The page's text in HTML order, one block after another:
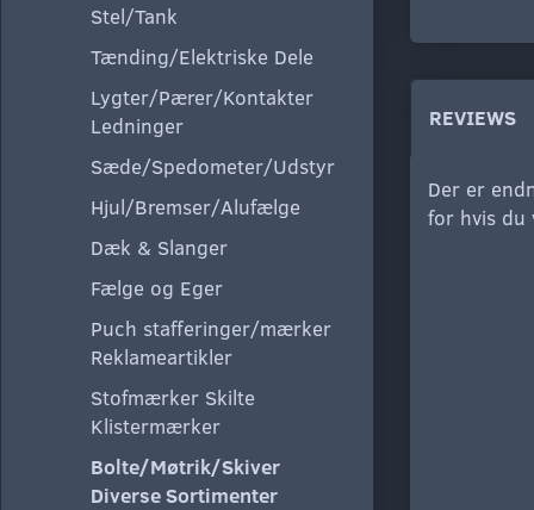
Stel/Tank
Tænding/Elektriske Dele
Lygter/Pærer/Kontakter
Ledninger
Sæde/Spedometer/Udstyr
Hjul/Bremser/Alufælge
Dæk & Slanger
Fælge og Eger
Puch stafferinger/mærker
Reklameartikler
Stofmærker Skilte
Klistermærker
Bolte/Møtrik/Skiver
Diverse Sortimenter
REVIEWS
Der er
for hvis du